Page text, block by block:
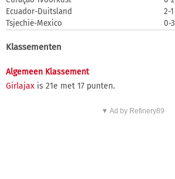
Ecuador-Duitsland
2-1
Tsjechië-Mexico
0-3
Klassementen
Algemeen Klassement
Girlajax is 21e met 17 punten.
▼ Ad by Refinery89